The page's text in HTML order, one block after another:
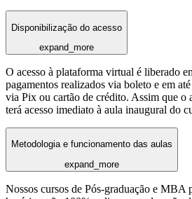
Disponibilização do acesso
expand_more
O acesso à plataforma virtual é liberado
pagamentos realizados via boleto e em
via Pix ou cartão de crédito. Assim que o
terá acesso imediato à aula inaugural do
Metodologia e funcionamento das aulas
expand_more
Nossos cursos de Pós-graduação e MBA